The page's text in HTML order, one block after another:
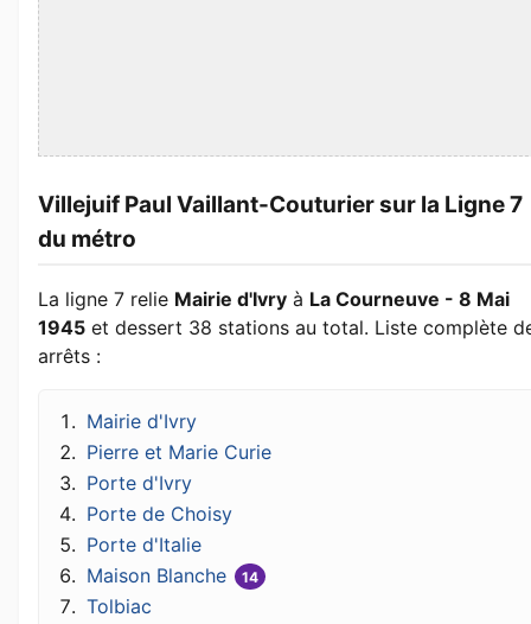
Villejuif Paul Vaillant-Couturier sur la Ligne 7
du métro
La ligne 7 relie Mairie d'Ivry à La Courneuve - 8 Mai
1945 et dessert 38 stations au total. Liste complète
arrêts :
Mairie d'Ivry
Pierre et Marie Curie
Porte d'Ivry
Porte de Choisy
Porte d'Italie
Maison Blanche
14
Tolbiac